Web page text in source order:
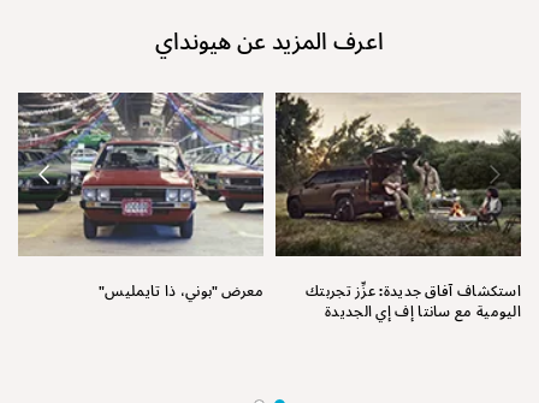
اعرف المزيد عن هيونداي
استكشاف آفاق جديدة: عزِّز تجربتك
اليومية مع سانتا إف إي الجديدة
معرض "بوني، ذا تايمليس"